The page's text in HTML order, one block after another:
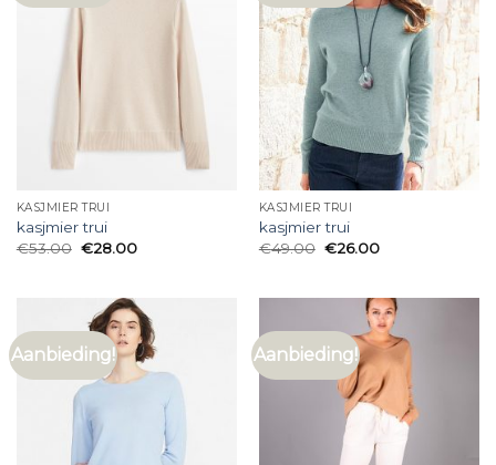
KASJMIER TRUI
kasjmier trui
€53.00 €28.00
KASJMIER TRUI
kasjmier trui
€49.00 €26.00
Aanbieding! Aanbieding!